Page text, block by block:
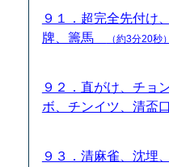
９１．超完全先付け
牌、籌馬
（約3分20秒）
９２．直がけ、チョ
ボ、チンイツ、清盃
９３．清麻雀、沈埋